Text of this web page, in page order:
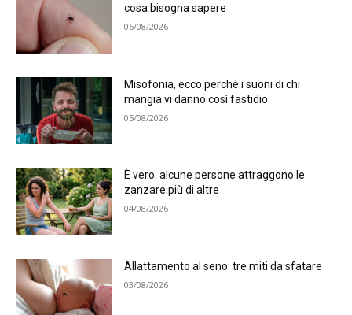
cosa bisogna sapere
06/08/2026
Misofonia, ecco perché i suoni di chi
mangia vi danno così fastidio
05/08/2026
È vero: alcune persone attraggono le
zanzare più di altre
04/08/2026
Allattamento al seno: tre miti da sfatare
03/08/2026